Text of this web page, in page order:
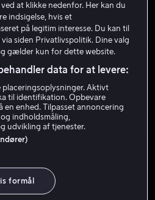
Fra 59 kr
at klikke nedenfor. Her kan du
indsigelse, hvis et
på legitim interesse. Du kan til
siden Privatlivspolitik. Dine valg
gælder kun for dette website.
data for at levere:
Aktivt
til identifikation. Opbevare
en enhed. Tilpasset annoncering
indholdsmåling,
udvikling af tjenester.
formål